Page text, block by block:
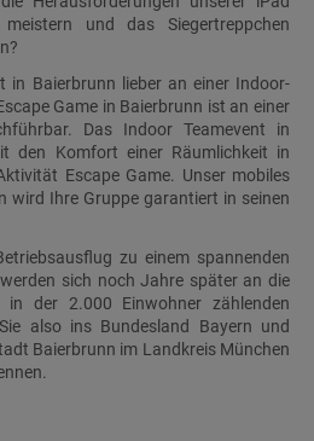
und das Siegertreppchen
in Baierbrunn lieber an einer Indoor-
Game in Baierbrunn ist an einer
Das Indoor Teamevent in
den Komfort einer Räumlichkeit in
Escape Game. Unser mobiles
wird Ihre Gruppe garantiert in seinen
zu einem spannenden
sich noch Jahre später an die
in der 2.000 Einwohner zählenden
also ins Bundesland Bayern und
Baierbrunn im Landkreis München